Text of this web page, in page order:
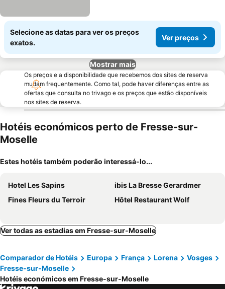
Selecione as datas para ver os preços
exatos.
Ver preços
Mostrar mais
Os preços e a disponibilidade que recebemos dos sites de reserva
mudam frequentemente. Como tal, pode haver diferenças entre as
ofertas que consulta no trivago e os preços que estão disponíveis
nos sites de reserva.
Hotéis económicos perto de Fresse-sur-
Moselle
Estes hotéis também poderão interessá-lo...
Hotel Les Sapins
ibis La Bresse Gerardmer
Fines Fleurs du Terroir
Hôtel Restaurant Wolf
Ver todas as estadias em Fresse-sur-Moselle
Comparador de Hotéis Europa França Lorena
Vosges
Fresse-sur-Moselle
Hotéis económicos em Fresse-sur-Moselle